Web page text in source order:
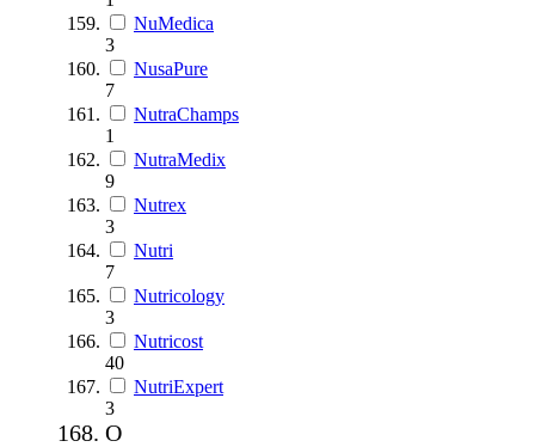
NuMedica
3
NusaPure
7
NutraChamps
1
NutraMedix
9
Nutrex
3
Nutri
7
Nutricology
3
Nutricost
40
NutriExpert
3
O